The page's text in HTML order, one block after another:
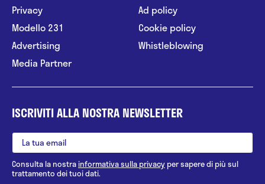
Privacy
Modello 231
Advertising
Media Partner
Ad policy
Cookie policy
Whistleblowing
ISCRIVITI ALLA NOSTRA NEWSLETTER
Consulta la nostrainformativa sulla privacy per sapere di più sul
trattamento dei tuoi dati.